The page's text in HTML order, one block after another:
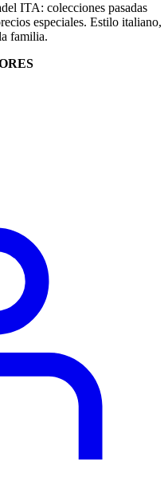
ITA: colecciones pasadas
especiales. Estilo italiano,
familia.